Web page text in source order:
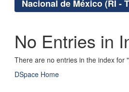
Nacional de México (RI -
No Entries in
There are no entries in the index for
DSpace Home